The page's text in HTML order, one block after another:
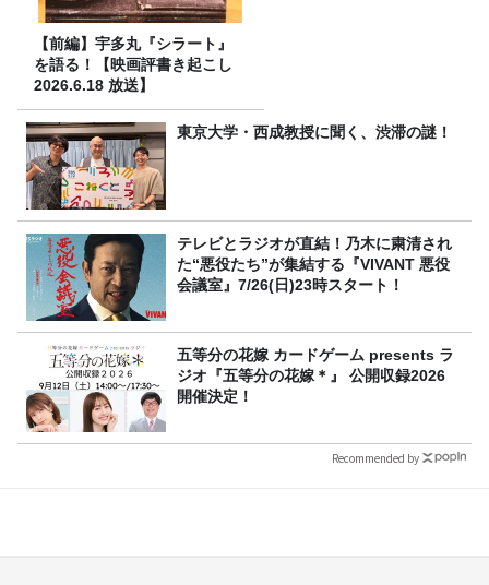
【前編】宇多丸『シラート』
を語る！【映画評書き起こし
2026.6.18 放送】
東京大学・西成教授に聞く、渋滞の謎！
テレビとラジオが直結！乃木に粛清され
た“悪役たち”が集結する『VIVANT 悪役
会議室』7/26(日)23時スタート！
五等分の花嫁 カードゲーム presents ラ
ジオ『五等分の花嫁＊』 公開収録2026
開催決定！
Recommended by